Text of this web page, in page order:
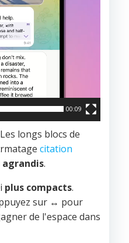
00:09
Les longs blocs de
citation
agrandis.
plus compacts.
sur ↔️ pour
de l'espace dans